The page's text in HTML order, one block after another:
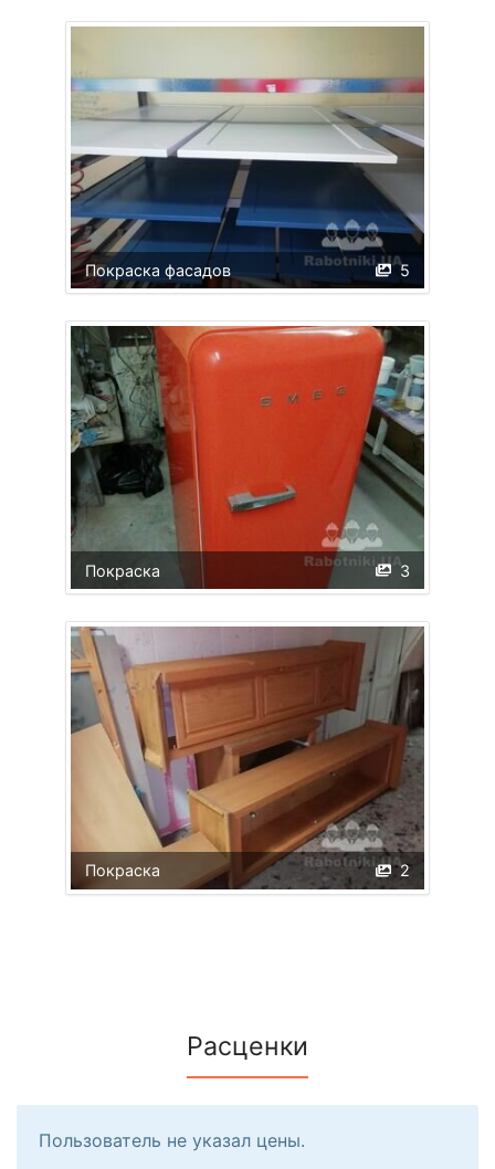
5
Покраска фасадов
3
Покраска
2
Покраска
Расценки
Пользователь не указал цены.